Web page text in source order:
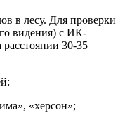
в лесу. Для проверки
видения) с ИК-
30-35
«херсон»;